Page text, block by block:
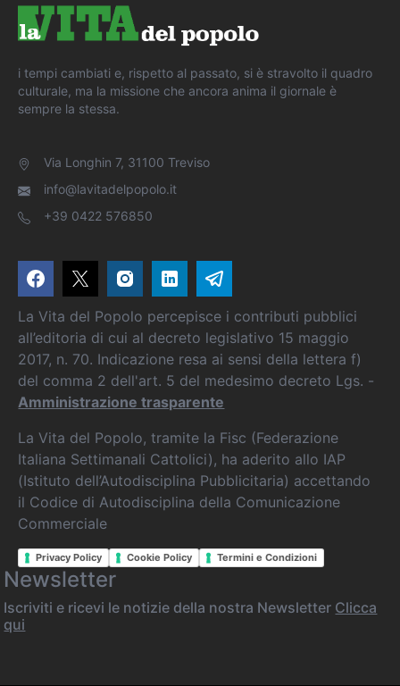
i tempi cambiati e, rispetto al passato, si è stravolto il quadro
culturale, ma la missione che ancora anima il giornale è
sempre la stessa.
Via Longhin 7, 31100 Treviso
info@lavitadelpopolo.it
+39 0422 576850
La Vita del Popolo percepisce i contributi pubblici
all’editoria di cui al decreto legislativo 15 maggio
2017, n. 70. Indicazione resa ai sensi della lettera f)
del comma 2 dell'art. 5 del medesimo decreto Lgs. -
Amministrazione trasparente
La Vita del Popolo, tramite la Fisc (Federazione
Italiana Settimanali Cattolici), ha aderito allo IAP
(Istituto dell’Autodisciplina Pubblicitaria) accettando
il Codice di Autodisciplina della Comunicazione
Commerciale
Privacy Policy Cookie Policy Termini e Condizioni
Newsletter
Iscriviti e ricevi le notizie della nostra Newsletter Clicca
qui